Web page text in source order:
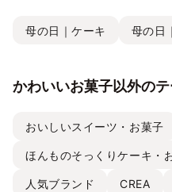
母の日｜ケーキ 母の日
かわいいお菓子以外の
おいしいスイーツ・お菓子
ほんものそっくりケーキ・
人気ブランド CREA